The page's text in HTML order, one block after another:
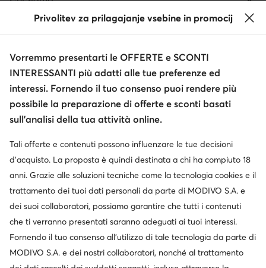
Cambia paese: Italia (IT)
© escarpe.it 2026
Modifica impostazioni
Informativa sulla privacy
Protezione dei dati
Privolitev za prilagajanje vsebine in promocij
Vorremmo presentarti le OFFERTE e SCONTI
INTERESSANTI più adatti alle tue preferenze ed
interessi. Fornendo il tuo consenso puoi rendere più
possibile la preparazione di offerte e sconti basati
sull’analisi della tua attività online.
Tali offerte e contenuti possono influenzare le tue decisioni
d’acquisto. La proposta è quindi destinata a chi ha compiuto 18
anni. Grazie alle soluzioni tecniche come la tecnologia cookies e il
trattamento dei tuoi dati personali da parte di MODIVO S.A. e
dei suoi collaboratori, possiamo garantire che tutti i contenuti
che ti verranno presentati saranno adeguati ai tuoi interessi.
Fornendo il tuo consenso all’utilizzo di tale tecnologia da parte di
MODIVO S.A. e dei nostri collaboratori, nonché al trattamento